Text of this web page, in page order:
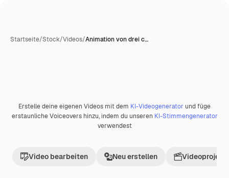
Startseite/Stock/Videos/Animation von drei c…
PremiumKI-generiert
Erstelle deine eigenen Videos mit dem KI-Videogenerator und füge
erstaunliche Voiceovers hinzu, indem du unseren KI-Stimmengenerator
verwendest
Video bearbeiten Neu erstellen Videoprojekt